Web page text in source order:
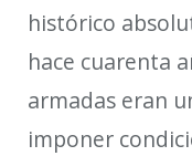
histórico
hace cuarenta
armadas eran
imponer